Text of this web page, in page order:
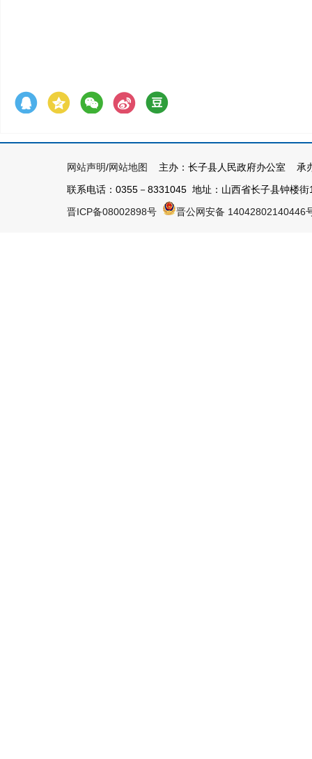
网站声明/网站地图
主办：长子县人民政府办公室 承
联系电话：0355－8331045 地址：山西省长子县钟楼
晋ICP备08002898号
晋公网安备 14042802140446